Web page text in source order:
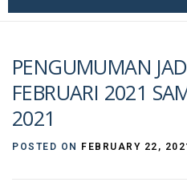
PENGUMUMAN
FEBRUARI 2021
2021
POSTED ON FEBRUARY 22,